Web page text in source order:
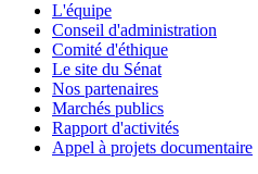
L'équipe
Conseil d'administration
Comité d'éthique
Le site du Sénat
Nos partenaires
Marchés publics
Rapport d'activités
Appel à projets documentaire